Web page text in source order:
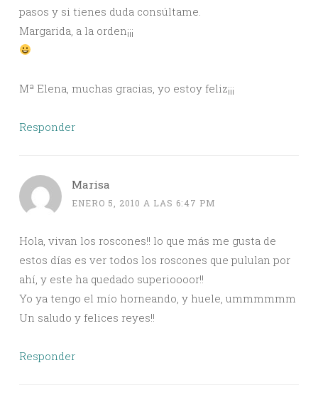
pasos y si tienes duda consúltame.
Margarida, a la orden¡¡¡
Mª Elena, muchas gracias, yo estoy feliz¡¡¡
Responder
Marisa
ENERO 5, 2010 A LAS 6:47 PM
Hola, vivan los roscones!! lo que más me gusta de
estos días es ver todos los roscones que pululan por
ahí, y este ha quedado superioooor!!
Yo ya tengo el mío horneando, y huele, ummmmmm
Un saludo y felices reyes!!
Responder